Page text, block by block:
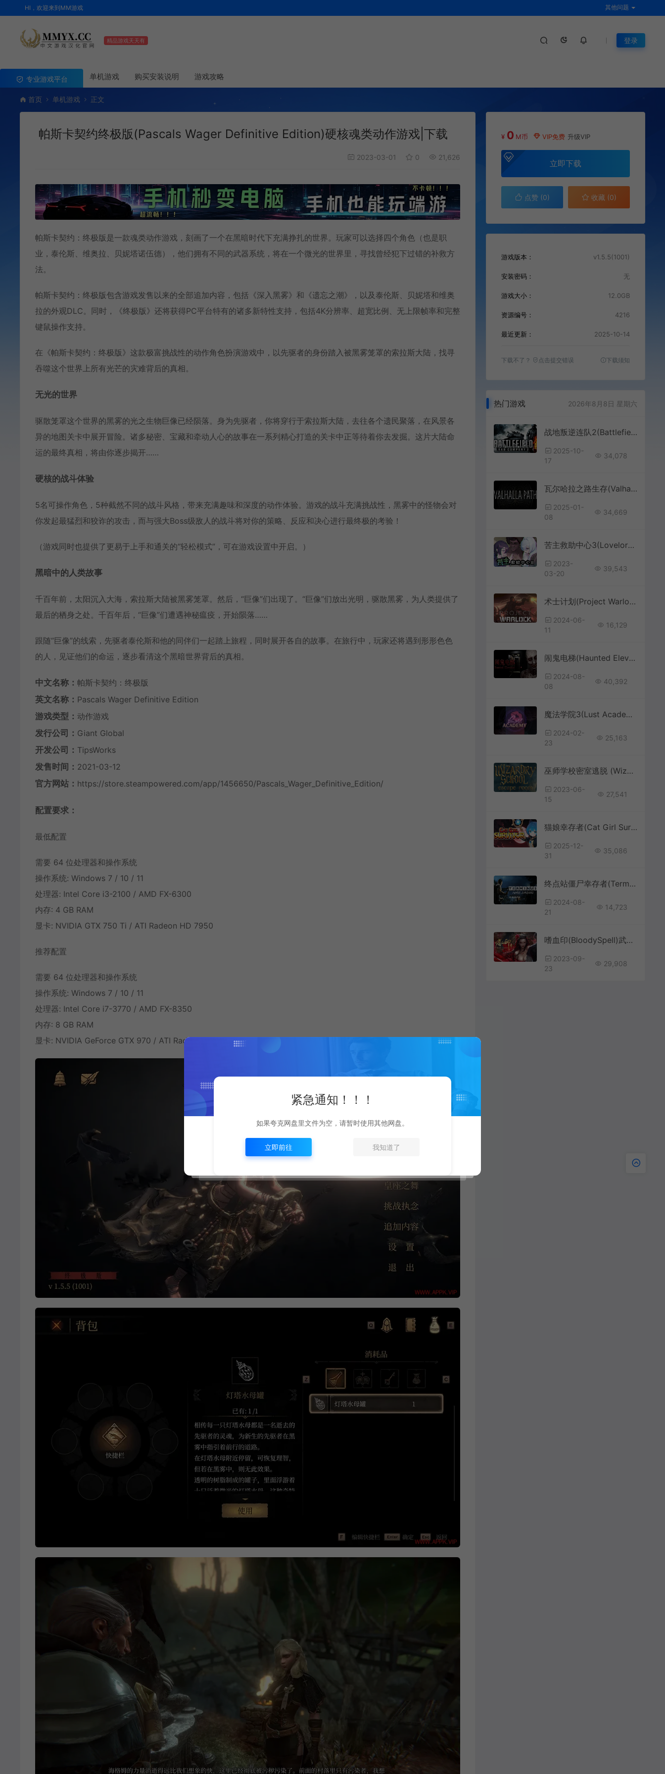
HI，欢迎来到MM游戏 其他问题
精品游戏天天有 登录
专业游戏平台 单机游戏 购买安装说明 游戏攻略
首页 单机游戏 正文
帕斯卡契约终极版(Pascals Wager Definitive Edition)硬核魂类动作游戏|下载
2023-03-01 0 21,626
帕斯卡契约：终极版是一款魂类动作游戏，刻画了一个在黑暗时代下充满挣扎的世界。玩家可以选择四个角色（也是职
业，泰伦斯、维奥拉、贝妮塔诺伍德），他们拥有不同的武器系统，将在一个微光的世界里，寻找曾经犯下过错的补救方
法。
帕斯卡契约：终极版包含游戏发售以来的全部追加内容，包括《深入黑雾》和《遗忘之潮》，以及泰伦斯、贝妮塔和维奥
拉的外观DLC。同时，《终极版》还将获得PC平台特有的诸多新特性支持，包括4K分辨率、超宽比例、无上限帧率和完整
键鼠操作支持。
在《帕斯卡契约：终极版》这款极富挑战性的动作角色扮演游戏中，以先驱者的身份踏入被黑雾笼罩的索拉斯大陆，找寻
吞噬这个世界上所有光芒的灾难背后的真相。
无光的世界
驱散笼罩这个世界的黑雾的光之生物巨像已经陨落。身为先驱者，你将穿行于索拉斯大陆，去往各个遗民聚落，在风景各
异的地图关卡中展开冒险。诸多秘密、宝藏和牵动人心的故事在一系列精心打造的关卡中正等待着你去发掘。这片大陆命
运的最终真相，将由你逐步揭开……
硬核的战斗体验
5名可操作角色，5种截然不同的战斗风格，带来充满趣味和深度的动作体验。游戏的战斗充满挑战性，黑雾中的怪物会对
你发起最猛烈和狡诈的攻击，而与强大Boss级敌人的战斗将对你的策略、反应和决心进行最终极的考验！
（游戏同时也提供了更易于上手和通关的“轻松模式”，可在游戏设置中开启。）
黑暗中的人类故事
千百年前，太阳沉入大海，索拉斯大陆被黑雾笼罩。然后，“巨像”们出现了。“巨像”们放出光明，驱散黑雾，为人类提供了
最后的栖身之处。千百年后，“巨像”们遭遇神秘瘟疫，开始陨落……
跟随“巨像”的线索，先驱者泰伦斯和他的同伴们一起踏上旅程，同时展开各自的故事。在旅行中，玩家还将遇到形形色色
的人，见证他们的命运，逐步看清这个黑暗世界背后的真相。
中文名称： 帕斯卡契约：终极版
英文名称： Pascals Wager Definitive Edition
游戏类型： 动作游戏
发行公司： Giant Global
开发公司： TipsWorks
发售时间： 2021-03-12
官方网站： https://store.steampowered.com/app/1456650/Pascals_Wager_Definitive_Edition/
配置要求：
最低配置
需要 64 位处理器和操作系统
操作系统: Windows 7 / 10 / 11
处理器: Intel Core i3-2100 / AMD FX-6300
内存: 4 GB RAM
显卡: NVIDIA GTX 750 Ti / ATI Radeon HD 7950
推荐配置
需要 64 位处理器和操作系统
操作系统: Windows 7 / 10 / 11
处理器: Intel Core i7-3770 / AMD FX-8350
内存: 8 GB RAM
显卡: NVIDIA GeForce GTX 970 / ATI Radeon R9
¥ 0 M币 VIP免费 升级VIP
立即下载
点赞 (0) 收藏 (0)
游戏版本： v1.5.5(1001)
安装密码： 无
游戏大小： 12.0GB
资源编号： 4216
最近更新： 2025-10-14
下载不了？ 点击提交错误 下载须知
热门游戏 2026年8月8日 星期六
战地叛逆连队2(Battlefield Bad Company 2)经典第一人称射击游戏|下载
2025-10-
17
34,078
瓦尔哈拉之路生存(Valhalla Path: Survival)开放世界生存RPG游戏|下载
2025-01-
08
34,669
苦主救助中心3(Lovelorn sanatorium3)互动叙事策略RPG游戏|下载
2023-
03-20
39,543
术士计划(Project Warlock)经典复古射击游戏|下载
2024-06-
11
16,129
闹鬼电梯(Haunted Elevator)简中|PC|AVG|第一人称恐怖解谜游戏
2024-08-
08
40,392
魔法学院3(Lust Academy – Season 3)奇幻风学院视觉小说游戏|下载
2024-02-
23
25,163
巫师学校密室逃脱 (Wizardry School: Escape Room) 简中|PC|高难度密室解谜逃生游戏
2023-06-
15
27,541
猫娘幸存者(Cat Girl Survivor)休闲肉鸽动作游戏|下载
2025-12-
31
35,086
终点站僵尸幸存者(Terminus Zombie Survivors)僵尸末日回合制生存游戏|下载
2024-08-
21
14,723
嗜血印(BloodySpell)武侠动作RPG游戏|下载
2023-09-
23
29,908
紧急通知！！！
如果夸克网盘里文件为空，请暂时使用其他网盘。
立即前往 我知道了